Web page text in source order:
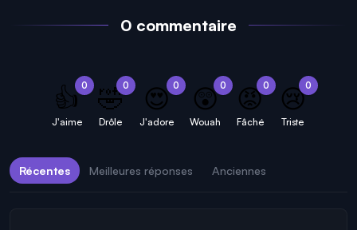
0 commentaire
0
👍
J'aime
0
🤣
Drôle
0
😍
J'adore
0
😲
Wouah
0
😡
Fâché
0
😢
Triste
Récentes Meilleures réponses Anciennes